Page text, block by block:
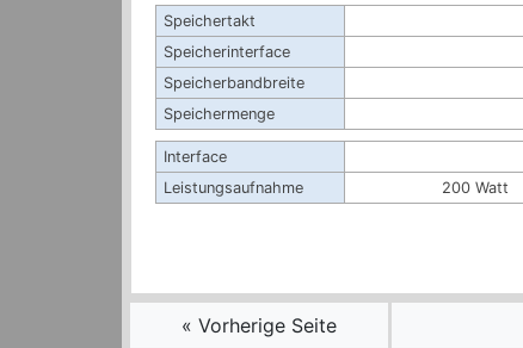
Speichertakt
Speicherinterface
Speicherbandbreite
Speichermenge
Interface
Leistungsaufnahme
200 Watt
« Vorherige Seite